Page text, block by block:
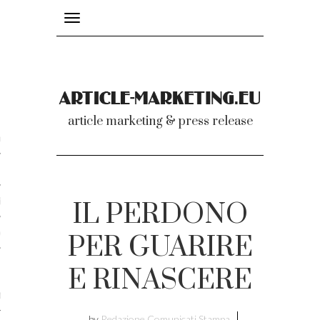
Toggle
navigation
article marketing & press release
IL PERDONO
PER GUARIRE
E RINASCERE